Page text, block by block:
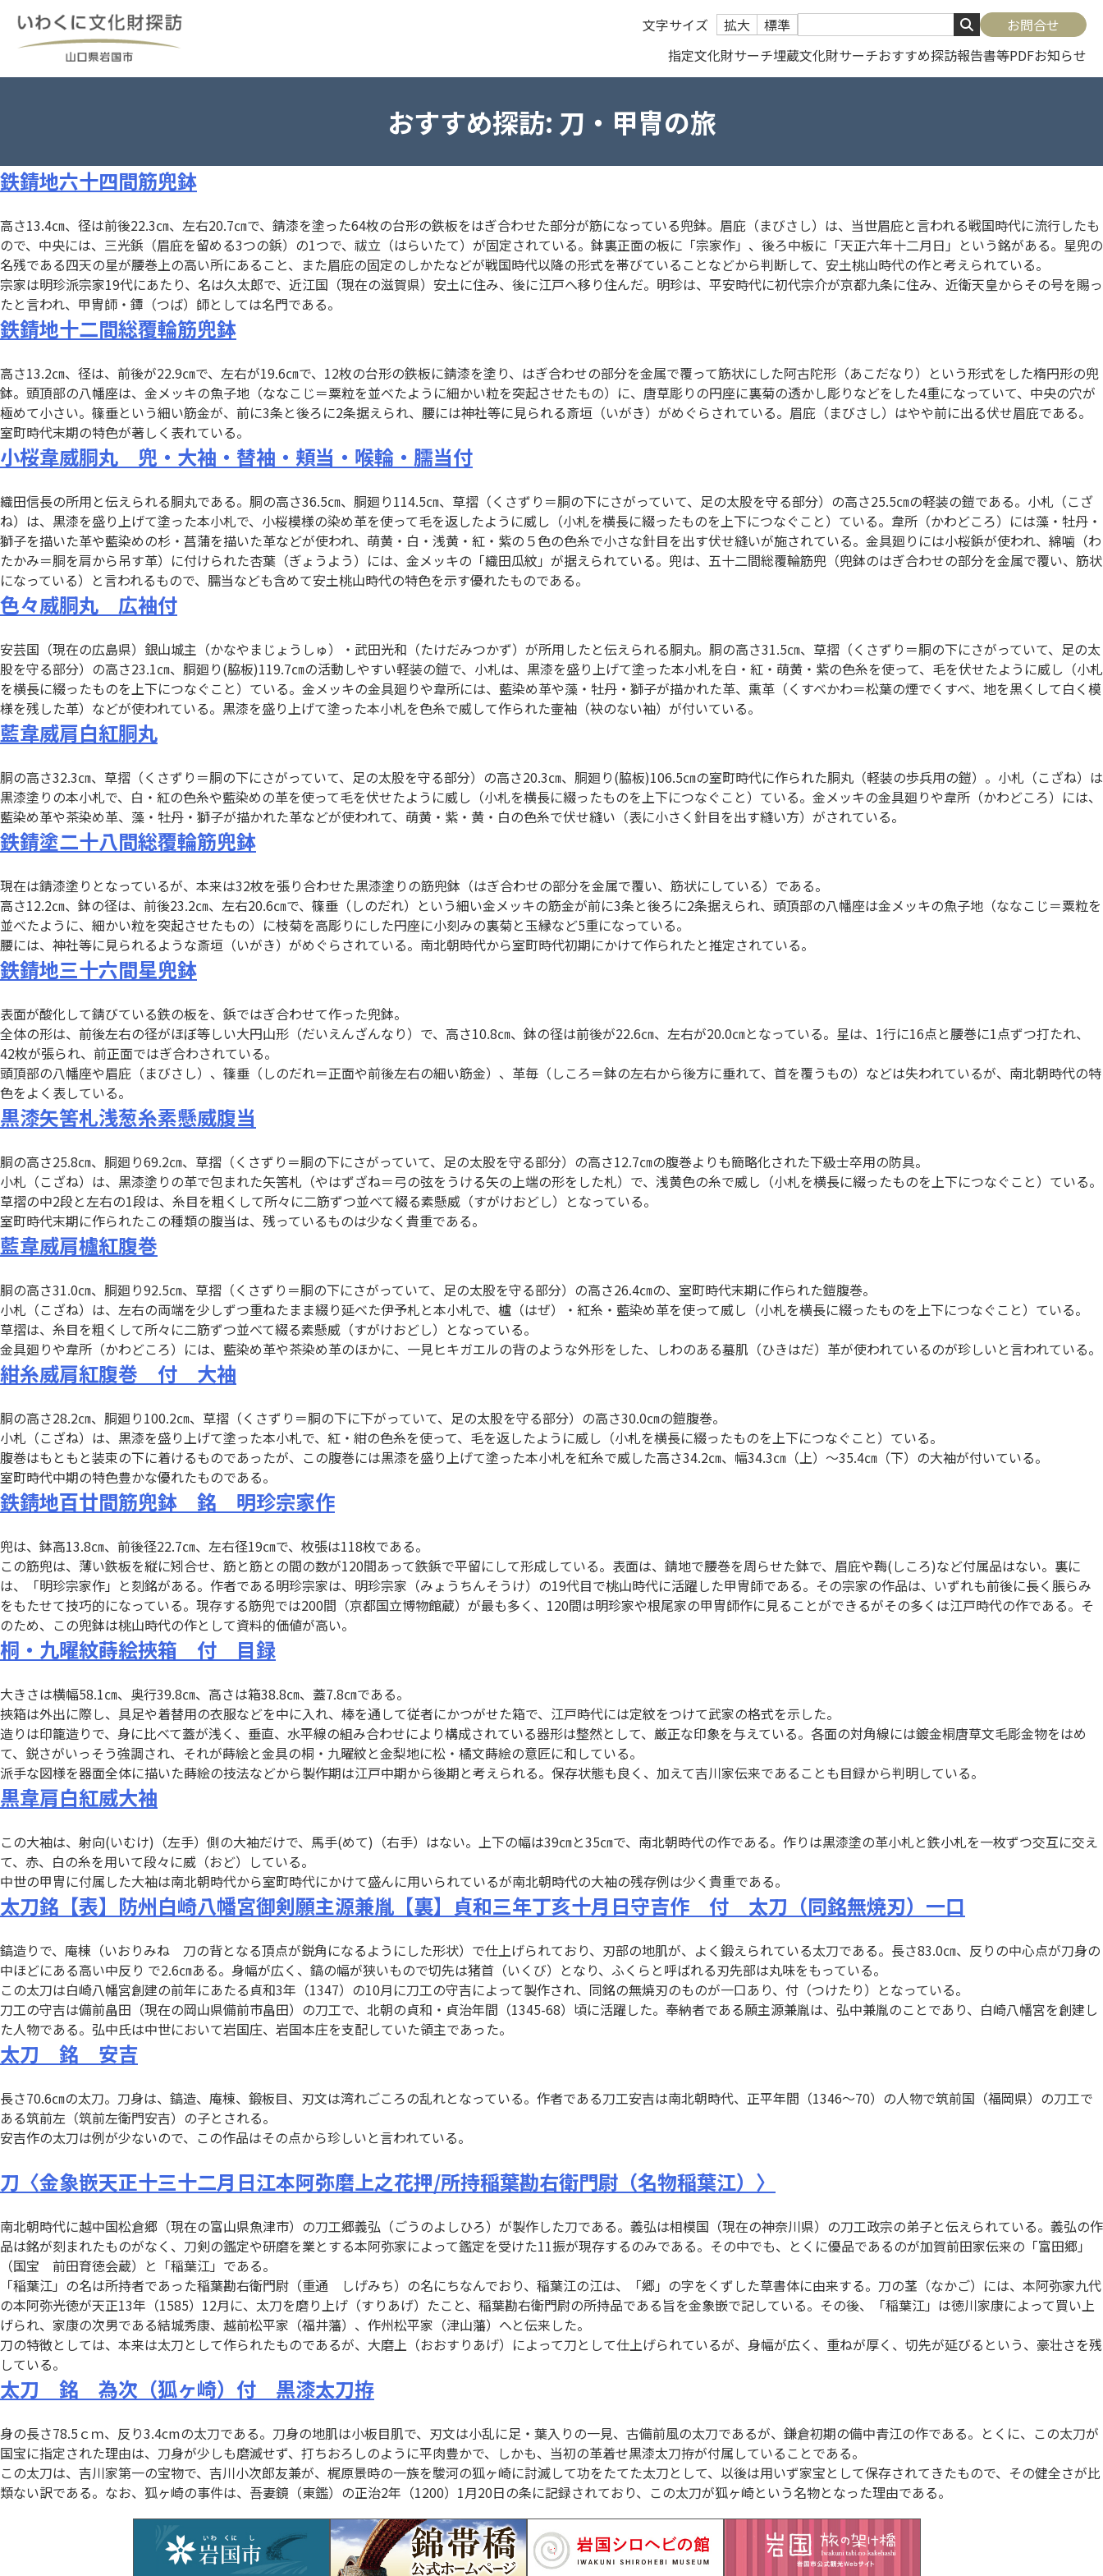
content
文字サイズ 拡大 標準
お問合せ
指定文化財サーチ埋蔵文化財サーチおすすめ探訪報告書等PDFお知らせ
おすすめ探訪: 刀・甲冑の旅
鉄錆󠄀地六十四間筋兜鉢
高さ13.4㎝、径は前後22.3㎝、左右20.7㎝で、錆漆を塗った64枚の台形の鉄板をはぎ合わせた部分が筋になっている兜鉢。眉庇（まびさし）は、当世眉庇と言われる戦国時代に流行したも
ので、中央には、三光鋲（眉庇を留める3つの鋲）の1つで、祓立（はらいたて）が固定されている。鉢裏正面の板に「宗家作」、後ろ中板に「天正六年十二月日」という銘がある。星兜の
名残である四天の星が腰巻上の高い所にあること、また眉庇の固定のしかたなどが戦国時代以降の形式を帯びていることなどから判断して、安土桃山時代の作と考えられている。
宗家は明珍派宗家19代にあたり、名は久太郎で、近江国（現在の滋賀県）安土に住み、後に江戸へ移り住んだ。明珍は、平安時代に初代宗介が京都九条に住み、近衛天皇からその号を賜っ
たと言われ、甲冑師・鐔（つば）師としては名門である。
鉄錆󠄀地十二間総覆輪筋兜鉢
高さ13.2㎝、径は、前後が22.9㎝で、左右が19.6㎝で、12枚の台形の鉄板に錆漆を塗り、はぎ合わせの部分を金属で覆って筋状にした阿古陀形（あこだなり）という形式をした楕円形の兜
鉢。頭頂部の八幡座は、金メッキの魚子地（ななこじ＝粟粒を並べたように細かい粒を突起させたもの）に、唐草彫りの円座に裏菊の透かし彫りなどをした4重になっていて、中央の穴が
極めて小さい。篠垂という細い筋金が、前に3条と後ろに2条据えられ、腰には神社等に見られる斎垣（いがき）がめぐらされている。眉庇（まびさし）はやや前に出る伏せ眉庇である。
室町時代末期の特色が著しく表れている。
小桜韋威胴丸 兜・大袖・替袖・頬当・喉輪・臑当付
織田信長の所用と伝えられる胴丸である。胴の高さ36.5㎝、胴廻り114.5㎝、草摺（くさずり＝胴の下にさがっていて、足の太股を守る部分）の高さ25.5㎝の軽装の鎧である。小札（こざ
ね）は、黒漆を盛り上げて塗った本小札で、小桜模様の染め革を使って毛を返したように威し（小札を横長に綴ったものを上下につなぐこと）ている。韋所（かわどころ）には藻・牡丹・
獅子を描いた革や藍染めの杉・菖蒲を描いた革などが使われ、萌黄・白・浅黄・紅・紫の５色の色糸で小さな針目を出す伏せ縫いが施されている。金具廻りには小桜鋲が使われ、綿噛（わ
たかみ＝胴を肩から吊す革）に付けられた杏葉（ぎょうよう）には、金メッキの「織田瓜紋」が据えられている。兜は、五十二間総覆輪筋兜（兜鉢のはぎ合わせの部分を金属で覆い、筋状
になっている）と言われるもので、臑当なども含めて安土桃山時代の特色を示す優れたものである。
色々威胴丸 広袖付
安芸国（現在の広島県）銀山城主（かなやまじょうしゅ）・武田光和（たけだみつかず）が所用したと伝えられる胴丸。胴の高さ31.5㎝、草摺（くさずり＝胴の下にさがっていて、足の太
股を守る部分）の高さ23.1㎝、胴廻り(脇板)119.7㎝の活動しやすい軽装の鎧で、小札は、黒漆を盛り上げて塗った本小札を白・紅・萌黄・紫の色糸を使って、毛を伏せたように威し（小札
を横長に綴ったものを上下につなぐこと）ている。金メッキの金具廻りや韋所には、藍染め革や藻・牡丹・獅子が描かれた革、熏革（くすべかわ＝松葉の煙でくすべ、地を黒くして白く模
様を残した革）などが使われている。黒漆を盛り上げて塗った本小札を色糸で威して作られた壷袖（袂のない袖）が付いている。
藍韋威肩白紅胴丸
胴の高さ32.3㎝、草摺（くさずり＝胴の下にさがっていて、足の太股を守る部分）の高さ20.3㎝、胴廻り(脇板)106.5㎝の室町時代に作られた胴丸（軽装の歩兵用の鎧）。小札（こざね）は
黒漆塗りの本小札で、白・紅の色糸や藍染めの革を使って毛を伏せたように威し（小札を横長に綴ったものを上下につなぐこと）ている。金メッキの金具廻りや韋所（かわどころ）には、
藍染め革や茶染め革、藻・牡丹・獅子が描かれた革などが使われて、萌黄・紫・黄・白の色糸で伏せ縫い（表に小さく針目を出す縫い方）がされている。
鉄錆󠄀塗二十八間総覆輪筋兜鉢
現在は錆漆塗りとなっているが、本来は32枚を張り合わせた黒漆塗りの筋兜鉢（はぎ合わせの部分を金属で覆い、筋状にしている）である。
高さ12.2㎝、鉢の径は、前後23.2㎝、左右20.6㎝で、篠垂（しのだれ）という細い金メッキの筋金が前に3条と後ろに2条据えられ、頭頂部の八幡座は金メッキの魚子地（ななこじ＝粟粒を
並べたように、細かい粒を突起させたもの）に枝菊を高彫りにした円座に小刻みの裏菊と玉縁など5重になっている。
腰には、神社等に見られるような斎垣（いがき）がめぐらされている。南北朝時代から室町時代初期にかけて作られたと推定されている。
鉄錆󠄀地三十六間星兜鉢
表面が酸化して錆びている鉄の板を、鋲ではぎ合わせて作った兜鉢。
全体の形は、前後左右の径がほぼ等しい大円山形（だいえんざんなり）で、高さ10.8㎝、鉢の径は前後が22.6㎝、左右が20.0㎝となっている。星は、1行に16点と腰巻に1点ずつ打たれ、
42枚が張られ、前正面ではぎ合わされている。
頭頂部の八幡座や眉庇（まびさし）、篠垂（しのだれ＝正面や前後左右の細い筋金）、革毎（しころ＝鉢の左右から後方に垂れて、首を覆うもの）などは失われているが、南北朝時代の特
色をよく表している。
黒漆矢筈札浅葱糸素懸威腹当
胴の高さ25.8㎝、胴廻り69.2㎝、草摺（くさずり＝胴の下にさがっていて、足の太股を守る部分）の高さ12.7㎝の腹巻よりも簡略化された下級士卒用の防具。
小札（こざね）は、黒漆塗りの革で包まれた矢筈札（やはずざね＝弓の弦をうける矢の上端の形をした札）で、浅黄色の糸で威し（小札を横長に綴ったものを上下につなぐこと）ている。
草摺の中2段と左右の1段は、糸目を粗くして所々に二筋ずつ並べて綴る素懸威（すがけおどし）となっている。
室町時代末期に作られたこの種類の腹当は、残っているものは少なく貴重である。
藍韋威肩櫨紅腹巻
胴の高さ31.0㎝、胴廻り92.5㎝、草摺（くさずり＝胴の下にさがっていて、足の太股を守る部分）の高さ26.4㎝の、室町時代末期に作られた鎧腹巻。
小札（こざね）は、左右の両端を少しずつ重ねたまま綴り延べた伊予札と本小札で、櫨（はぜ）・紅糸・藍染め革を使って威し（小札を横長に綴ったものを上下につなぐこと）ている。
草摺は、糸目を粗くして所々に二筋ずつ並べて綴る素懸威（すがけおどし）となっている。
金具廻りや韋所（かわどころ）には、藍染め革や茶染め革のほかに、一見ヒキガエルの背のような外形をした、しわのある蟇肌（ひきはだ）革が使われているのが珍しいと言われている。
紺糸威肩紅腹巻 付 大袖
胴の高さ28.2㎝、胴廻り100.2㎝、草摺（くさずり＝胴の下に下がっていて、足の太股を守る部分）の高さ30.0㎝の鎧腹巻。
小札（こざね）は、黒漆を盛り上げて塗った本小札で、紅・紺の色糸を使って、毛を返したように威し（小札を横長に綴ったものを上下につなぐこと）ている。
腹巻はもともと装束の下に着けるものであったが、この腹巻には黒漆を盛り上げて塗った本小札を紅糸で威した高さ34.2㎝、幅34.3㎝（上）～35.4㎝（下）の大袖が付いている。
室町時代中期の特色豊かな優れたものである。
鉄錆地百廿間筋兜鉢 銘 明珍宗家作
兜は、鉢高13.8㎝、前後径22.7㎝、左右径19㎝で、枚張は118枚である。
この筋兜は、薄い鉄板を縦に矧合せ、筋と筋との間の数が120間あって鉄鋲で平留にして形成している。表面は、錆地で腰巻を周らせた鉢で、眉庇や𩊱(しころ)など付属品はない。裏に
は、「明珍宗家作」と刻銘がある。作者である明珍宗家は、明珍宗家（みょうちんそうけ）の19代目で桃山時代に活躍した甲冑師である。その宗家の作品は、いずれも前後に長く脹らみ
をもたせて技巧的になっている。現存する筋兜では200間（京都国立博物館蔵）が最も多く、120間は明珍家や根尾家の甲冑師作に見ることができるがその多くは江戸時代の作である。そ
のため、この兜鉢は桃山時代の作として資料的価値が高い。
桐・九曜紋蒔絵挾箱 付 目録
大きさは横幅58.1㎝、奥行39.8㎝、高さは箱38.8㎝、蓋7.8㎝である。
挾箱は外出に際し、具足や着替用の衣服などを中に入れ、棒を通して従者にかつがせた箱で、江戸時代には定紋をつけて武家の格式を示した。
造りは印籠造りで、身に比べて蓋が浅く、垂直、水平線の組み合わせにより構成されている器形は整然として、厳正な印象を与えている。各面の対角線には鍍金桐唐草文毛彫金物をはめ
て、鋭さがいっそう強調され、それが蒔絵と金具の桐・九曜紋と金梨地に松・橘文蒔絵の意匠に和している。
派手な図様を器面全体に描いた蒔絵の技法などから製作期は江戸中期から後期と考えられる。保存状態も良く、加えて吉川家伝来であることも目録から判明している。
黒韋肩白紅威大袖
この大袖は、射向(いむけ)（左手）側の大袖だけで、馬手(めて)（右手）はない。上下の幅は39㎝と35㎝で、南北朝時代の作である。作りは黒漆塗の革小札と鉄小札を一枚ずつ交互に交え
て、赤、白の糸を用いて段々に威（おど）している。
中世の甲冑に付属した大袖は南北朝時代から室町時代にかけて盛んに用いられているが南北朝時代の大袖の残存例は少く貴重である。
太刀銘【表】防州白崎八幡宮御剣願主源兼胤【裏】貞和三年丁亥十月日守吉作 付 太刀（同銘無焼刃）一口
鎬造りで、庵棟（いおりみね 刀の背となる頂点が鋭角になるようにした形状）で仕上げられており、刃部の地肌が、よく鍛えられている太刀である。長さ83.0㎝、反りの中心点が刀身の
中ほどにある高い中反り で2.6㎝ある。身幅が広く、鎬の幅が狭いもので切先は猪首（いくび）となり、ふくらと呼ばれる刃先部は丸味をもっている。
この太刀は白崎八幡宮創建の前年にあたる貞和3年（1347）の10月に刀工の守吉によって製作され、同銘の無焼刃のものが一口あり、付（つけたり）となっている。
刀工の守吉は備前畠田（現在の岡山県備前市畠田）の刀工で、北朝の貞和・貞治年間（1345-68）頃に活躍した。奉納者である願主源兼胤は、弘中兼胤のことであり、白崎八幡宮を創建し
た人物である。弘中氏は中世において岩国庄、岩国本庄を支配していた領主であった。
太刀 銘 安吉
長さ70.6㎝の太刀。刀身は、鎬造、庵棟、鍛板目、刃文は湾れごころの乱れとなっている。作者である刀工安吉は南北朝時代、正平年間（1346～70）の人物で筑前国（福岡県）の刀工で
ある筑前左（筑前左衛門安吉）の子とされる。
安吉作の太刀は例が少ないので、この作品はその点から珍しいと言われている。
刀〈金象嵌天正十三十二月日江本阿弥磨上之花押/所持稲葉勘右衛門尉（名物稲葉江）〉
南北朝時代に越中国松倉郷（現在の富山県魚津市）の刀工郷義弘（ごうのよしひろ）が製作した刀である。義弘は相模国（現在の神奈川県）の刀工政宗の弟子と伝えられている。義弘の作
品は銘が刻まれたものがなく、刀剣の鑑定や研磨を業とする本阿弥家によって鑑定を受けた11振が現存するのみである。その中でも、とくに優品であるのが加賀前田家伝来の「富田郷」
（国宝 前田育徳会蔵）と「稲葉江」である。
「稲葉江」の名は所持者であった稲葉勘右衛門尉（重通 しげみち）の名にちなんでおり、稲葉江の江は、「郷」の字をくずした草書体に由来する。刀の茎（なかご）には、本阿弥家九代
の本阿弥光徳が天正13年（1585）12月に、太刀を磨り上げ（すりあげ）たこと、稲葉勘右衛門尉の所持品である旨を金象嵌で記している。その後、「稲葉江」は徳川家康によって買い上
げられ、家康の次男である結城秀康、越前松平家（福井藩）、作州松平家（津山藩）へと伝来した。
刀の特徴としては、本来は太刀として作られたものであるが、大磨上（おおすりあげ）によって刀として仕上げられているが、身幅が広く、重ねが厚く、切先が延びるという、豪壮さを残
している。
太刀 銘 為次（狐ヶ崎）付 黒漆太刀拵
身の長さ78.5ｃｍ、反り3.4cmの太刀である。刀身の地肌は小板目肌で、刃文は小乱に足・葉入りの一見、古備前風の太刀であるが、鎌倉初期の備中青江の作である。とくに、この太刀が
国宝に指定された理由は、刀身が少しも磨滅せず、打ちおろしのように平肉豊かで、しかも、当初の革着せ黒漆太刀拵が付属していることである。
この太刀は、吉川家第一の宝物で、吉川小次郎友兼が、梶原景時の一族を駿河の狐ヶ崎に討滅して功をたてた太刀として、以後は用いず家宝として保存されてきたもので、その健全さが比
類ない訳である。なお、狐ヶ崎の事件は、吾妻鏡（東鑑）の正治2年（1200）1月20日の条に記録されており、この太刀が狐ヶ崎という名物となった理由である。